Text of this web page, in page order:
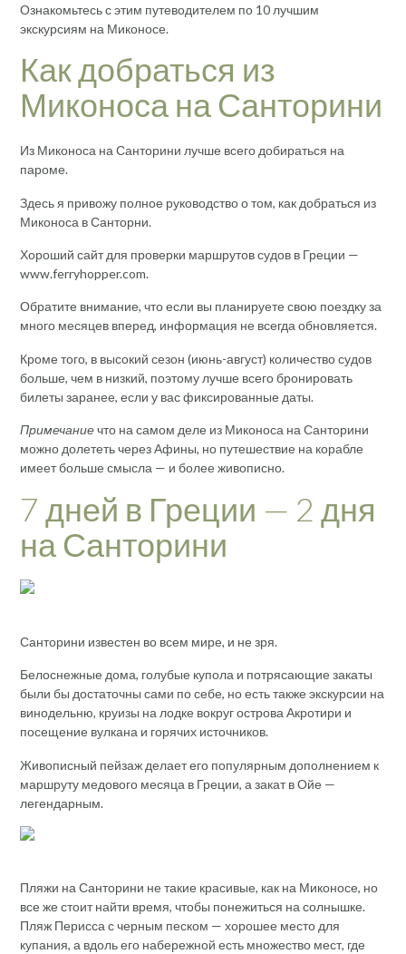
Ознакомьтесь с этим путеводителем по 10 лучшим
экскурсиям на Миконосе.
Как добраться из
Миконоса на Санторини
Из Миконоса на Санторини лучше всего добираться на
пароме.
Здесь я привожу полное руководство о том, как добраться из
Миконоса в Санторни.
Хороший сайт для проверки маршрутов судов в Греции —
www.ferryhopper.com.
Обратите внимание, что если вы планируете свою поездку за
много месяцев вперед, информация не всегда обновляется.
Кроме того, в высокий сезон (июнь-август) количество судов
больше, чем в низкий, поэтому лучше всего бронировать
билеты заранее, если у вас фиксированные даты.
Примечаниечто на самом деле из Миконоса на Санторини
можно долететь через Афины, но путешествие на корабле
имеет больше смысла — и более живописно.
7 дней в Греции — 2 дня
на Санторини
Санторини известен во всем мире, и не зря.
Белоснежные дома, голубые купола и потрясающие закаты
были бы достаточны сами по себе, но есть также экскурсии на
винодельню, круизы на лодке вокруг острова Акротири и
посещение вулкана и горячих источников.
Живописный пейзаж делает его популярным дополнением к
маршруту медового месяца в Греции, а закат в Ойе —
легендарным.
Пляжи на Санторини не такие красивые, как на Миконосе, но
все же стоит найти время, чтобы понежиться на солнышке.
Пляж Перисса с черным песком — хорошее место для
купания, а вдоль его набережной есть множество мест, где